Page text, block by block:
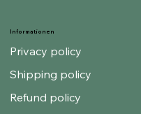
Informationen
Privacy policy
Shipping policy
Refund policy